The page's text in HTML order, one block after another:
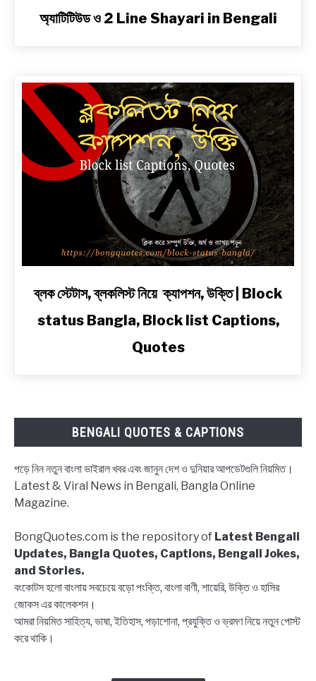
সেরা
প্রেম,
রোমান্টিক,
অ্যাটিটিউড
অ্যাটিটিউড ও 2 Line Shayari in Bengali
link
Bangla,
Block
list
Quotes
ব্লক স্টেটাস, ব্লকলিস্ট নিয়ে ক্যাপশন, উক্তি | Block
status Bangla, Block list Captions,
Quotes
BENGALI QUOTES & CAPTIONS
পড়ে নিন নতুন বাংলা ভাইরাল খবর এবং জানুন দেশ ও দুনিয়ার আপডেটগুলি নিয়মিত।
Latest & Viral News in Bengali, Bangla Online
Magazine.
BongQuotes.com is the repository of Latest Bengali
Updates, Bangla Quotes, Captions, Bengali Jokes,
and Stories.
বংকোটস হলো বাংলায় সবচেয়ে বড়ো পংক্তি, বাংলা বাণী, শায়েরি, উক্তি ও হাসির
জোকস এর কালেকশন।
আমরা নিয়মিত সাহিত্য, ভাষা, ইতিহাস, পড়াশোনা, প্রযুক্তি ও ভ্রমণ নিয়ে নতুন পোস্ট
করে থাকি।